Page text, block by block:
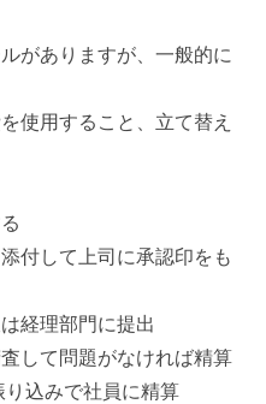
がありますが、一般的に
使用すること、立て替え
付して上司に承認印をも
経理部門に提出
して問題がなければ精算
り込みで社員に精算